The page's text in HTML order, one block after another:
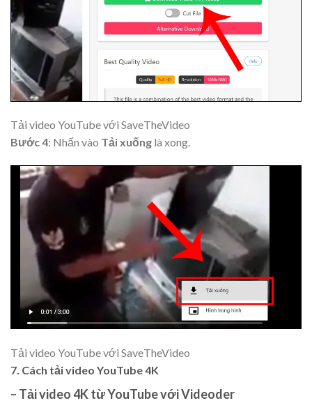
Tải video YouTube với SaveTheVideo
Bước 4: Nhấn vào Tải xuống là xong.
Tải video YouTube với SaveTheVideo
7. Cách tải video YouTube 4K
– Tải video 4K từ YouTube với Videoder